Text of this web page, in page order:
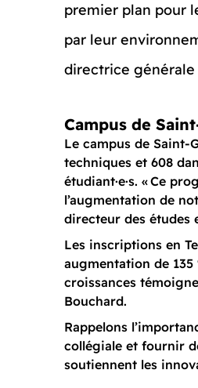
premier plan pour
par leur
directrice générale
Campus de
Le campus de Saint-
techniques et 608
étudiant·e·s. « Ce
l’augmentation de
directeur des études
Les inscriptions en
augmentation de 135
croissances
Bouchard.
Rappelons
collégiale et fournir
soutiennent les